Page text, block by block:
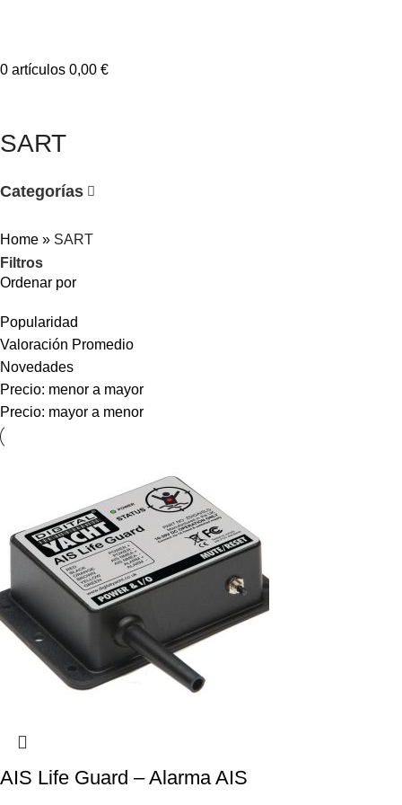
0 artículos 0,00 €
SART
Categorías
Home » SART
Filtros
Ordenar por
Popularidad
Valoración Promedio
Novedades
Precio: menor a mayor
Precio: mayor a menor
AIS Life Guard – Alarma AIS